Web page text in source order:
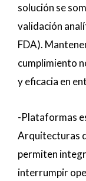
solución se
validación
FDA).
cumplimiento
y eficacia en
-Plataformas
Arquitecturas
permiten
interrumpir